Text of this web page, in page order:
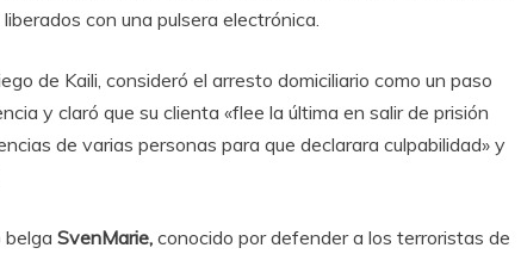
con una pulsera electrónica.
de Kaili, consideró el arresto domiciliario como un paso
y claró que su clienta «flee la última en salir de prisión
de varias personas para que declarara culpabilidad» y
belga SvenMarie, conocido por defender a los terroristas de